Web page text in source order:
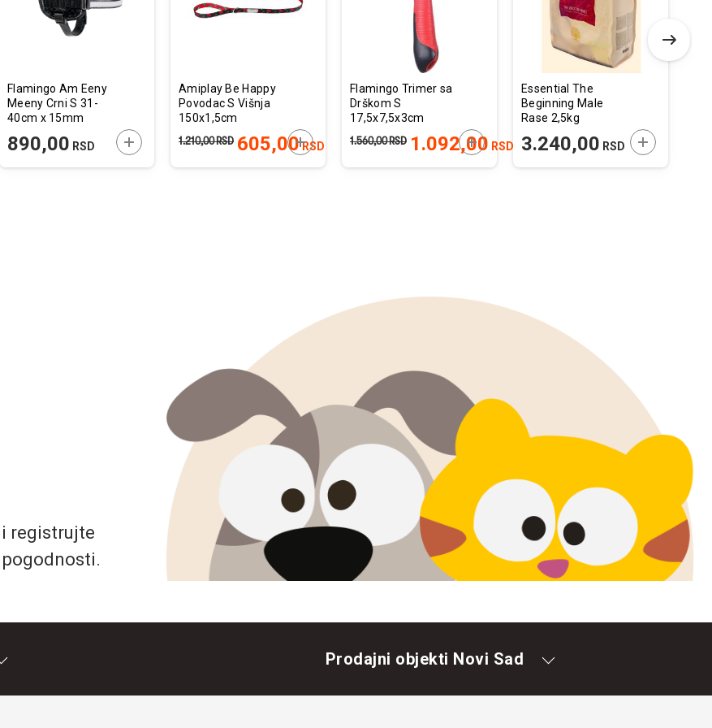
U KORPU
Flamingo Am Eeny
Meeny Crni S 31-
40cm x 15mm
890,00 RSD DODAJTE U KORPU
Amiplay Be Happy
Povodac S Višnja
150x1,5cm
605,00RSD
1.210,00RSD DODAJTE U KORPU
Flamingo Trimer sa
Drškom S
17,5x7,5x3cm
1.092,00 RSD
1.560,00RSD DODAJTE U KORPU
Essential The
Beginning Male
Rase 2,5kg
3.240,00 RSD DODAJTE U
registrujte
Prodajni objekti Novi Sad